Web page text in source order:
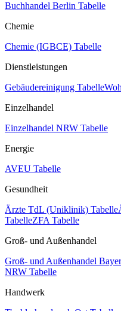
Buchhandel Berlin Tabelle
Chemie
Chemie (IGBCE) Tabelle
Dienstleistungen
Gebäudereinigung Tabelle
Einzelhandel
Einzelhandel NRW Tabelle
Energie
AVEU Tabelle
Gesundheit
Ärzte TdL (Uniklinik) Tabelle
TabelleZFA Tabelle
Groß- und Außenhandel
Groß- und Außenhandel
NRW Tabelle
Handwerk